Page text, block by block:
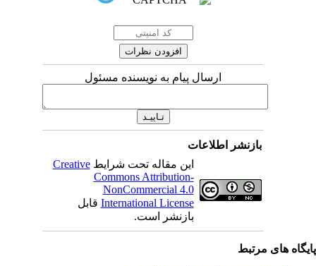
ارسال پیام به نویسنده مسئول
بازنشر اطلاعات
این مقاله تحت شرایطCreative
Commons Attribution-
NonCommercial 4.0
International Licenseقابل
بازنشر است.
های مرتبط